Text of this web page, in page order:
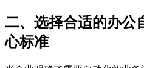
二、选择合适的办公
心标准